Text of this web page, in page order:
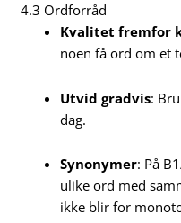
4.3 Ordforråd
Kvalitet fremfor
noen få ord om et
Utvid gradvis:
dag.
Synonymer: På
ulike ord med
ikke blir for